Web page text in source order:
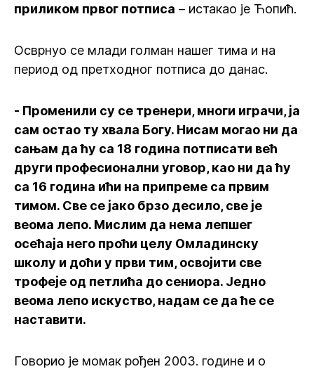
приликом првог потписа – истакао је Ћопић.
Осврнуо се млади голман нашег тима и на
период од претходног потписа до данас.
- Променили су се тренери, многи играчи, ја
сам остао ту хвала Богу. Нисам могао ни да
сањам да ћу са 18 година потписати већ
други професионални уговор, као ни да ћу
са 16 година ићи на припреме са првим
тимом. Све се јако брзо десило, све је
веома лепо. Мислим да нема лепшег
осећаја него проћи целу Омладинску
школу и доћи у први тим, освојити све
трофеје од петлића до сениора. Једно
веома лепо искуство, надам се да ће се
наставити.
Говорио је момак рођен 2003. године и о